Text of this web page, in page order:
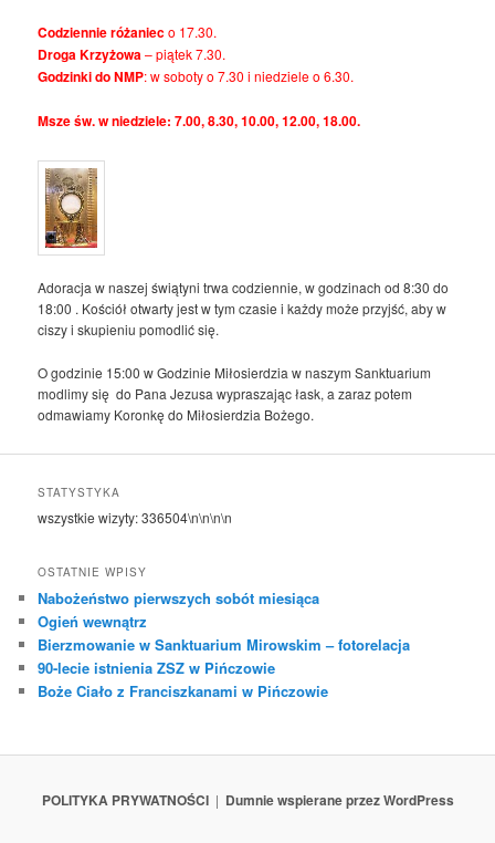
Codziennie różanieco 17.30.
Droga Krzyżowa– piątek 7.30.
Godzinki do NMP: w soboty o 7.30 i niedziele o 6.30.
Msze św. w niedziele: 7.00, 8.30, 10.00, 12.00, 18.00.
Adoracja w naszej świątyni trwa codziennie, w godzinach od 8:30 do
18:00 . Kościół otwarty jest w tym czasie i każdy może przyjść, aby w
ciszy i skupieniu pomodlić się.
O godzinie 15:00 w Godzinie Miłosierdzia w naszym Sanktuarium
modlimy się do Pana Jezusa wypraszając łask, a zaraz potem
odmawiamy Koronkę do Miłosierdzia Bożego.
STATYSTYKA
wszystkie wizyty:336504\n\n\n\n
OSTATNIE WPISY
Nabożeństwo pierwszych sobót miesiąca
Ogień wewnątrz
Bierzmowanie w Sanktuarium Mirowskim – fotorelacja
90-lecie istnienia ZSZ w Pińczowie
Boże Ciało z Franciszkanami w Pińczowie
POLITYKA PRYWATNOŚCI Dumnie wspierane przez WordPress